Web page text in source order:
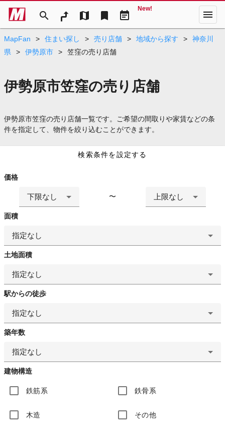
search map bookmark event_note
New! menu
MapFan > 住まい探し > 売り店舗 > 地域から探す >
神奈川
県
> 伊勢原市 > 笠窪の売り店舗
伊勢原市笠窪の売り店舗
伊勢原市笠窪の売り店舗一覧です。ご希望の間取りや家賃などの条
件を指定して、物件を絞り込むことができます。
検索条件を設定する
価格
下限なし 〜 上限なし
面積
指定なし
土地面積
指定なし
駅からの徒歩
指定なし
築年数
指定なし
建物構造
鉄筋系 鉄骨系
木造 その他